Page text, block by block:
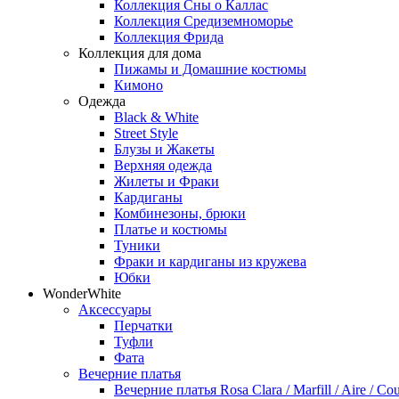
Коллекция Сны о Каллас
Коллекция Средиземноморье
Коллекция Фрида
Коллекция для дома
Пижамы и Домашние костюмы
Кимоно
Одежда
Black & White
Street Style
Блузы и Жакеты
Верхняя одежда
Жилеты и Фраки
Кардиганы
Комбинезоны, брюки
Платье и костюмы
Туники
Фраки и кардиганы из кружева
Юбки
WonderWhite
Аксессуары
Перчатки
Туфли
Фата
Вечерние платья
Вечерние платья Rosa Clara / Marfill / Aire /